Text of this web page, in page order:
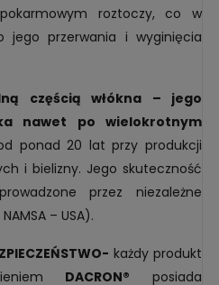
roztoczy, co w
jego przerwania i wyginięcia
częścią włókna – jego
nawet po wielokrotnym
ponad 20 lat przy produkcji
i bielizny. Jego skuteczność
przez niezależne
– USA).
każdy produkt
DACRON® posiada